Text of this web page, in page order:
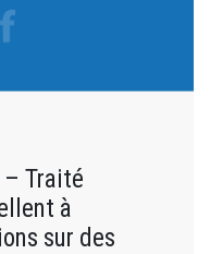
– Traité
à
sur des